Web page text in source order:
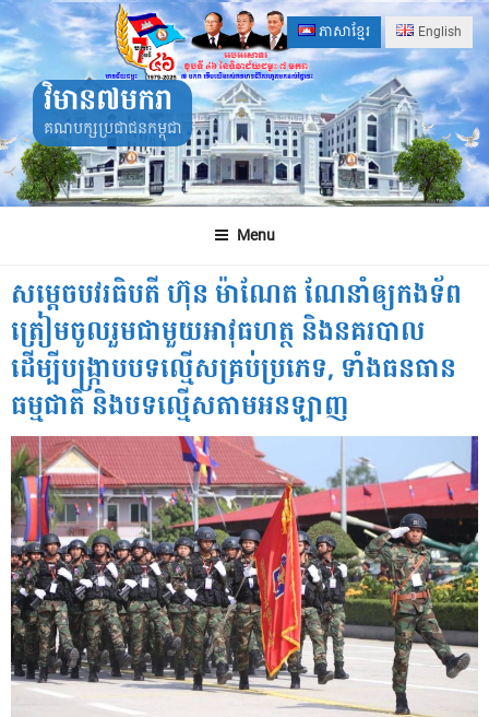
Skip
to
content
ភាសាខ្មែរ English
វិមាន៧មករា
គណបក្សប្រជាជនកម្ពុជា
Menu
សម្ដេចបវរធិបតី ហ៊ុន ម៉ាណែត ណែនាំឲ្យកងទ័ព
ត្រៀមចូលរួមជាមួយអាវុធហត្ថ និងនគរបាល
ដើម្បីបង្ក្រាបបទល្មើសគ្រប់ប្រភេទ, ទាំងធនធាន
ធម្មជាតិ និងបទល្មើសតាមអនឡាញ